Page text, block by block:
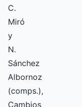
C.
Miró
y
N.
Sánchez
Albornoz
(comps.),
Cambios